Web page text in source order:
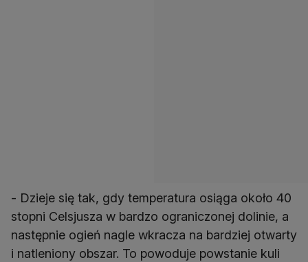
- Dzieje się tak, gdy temperatura osiąga około 40
stopni Celsjusza w bardzo ograniczonej dolinie, a
następnie ogień nagle wkracza na bardziej otwarty
i natleniony obszar. To powoduje powstanie kuli